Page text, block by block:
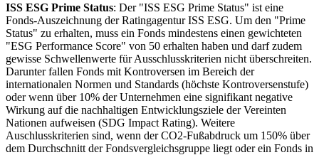
ISS ESG Prime Status: Der "ISS ESG Prime Status" ist eine
Fonds-Auszeichnung der Ratingagentur ISS ESG. Um den "Prime
Status" zu erhalten, muss ein Fonds mindestens einen gewichteten
"ESG Performance Score" von 50 erhalten haben und darf zudem
gewisse Schwellenwerte für Ausschlusskriterien nicht überschreiten.
Darunter fallen Fonds mit Kontroversen im Bereich der
internationalen Normen und Standards (höchste Kontroversenstufe)
oder wenn über 10% der Unternehmen eine signifikant negative
Wirkung auf die nachhaltigen Entwicklungsziele der Vereinten
Nationen aufweisen (SDG Impact Rating). Weitere
Auschlusskriterien sind, wenn der CO2-Fußabdruck um 150% über
dem Durchschnitt der Fondsvergleichsgruppe liegt oder ein Fonds in